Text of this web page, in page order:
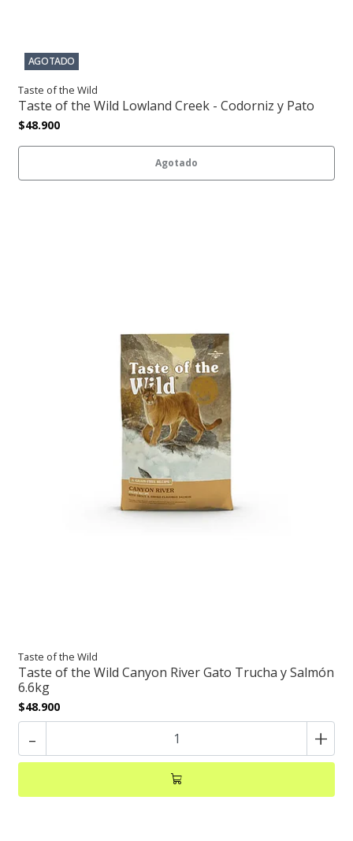
AGOTADO
Taste of the Wild
Taste of the Wild Lowland Creek - Codorniz y Pato
$48.900
Agotado
Taste of the Wild
Taste of the Wild Canyon River Gato Trucha y Salmón
6.6kg
$48.900
- +